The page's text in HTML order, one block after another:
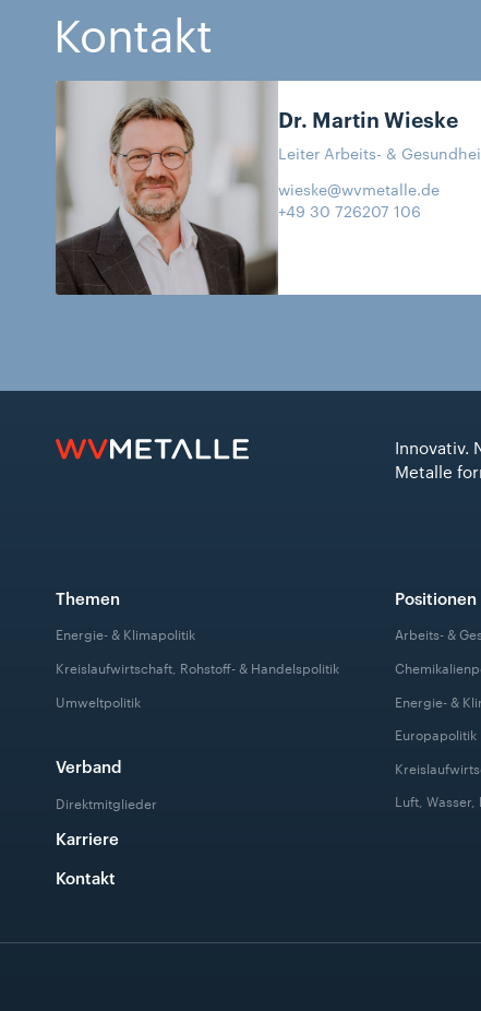
Kontakt
Dr. MartinWieske
Leiter Arbeits- &
wieske@wvmetalle.de
+49 30 726207 106
Innovativ.
Metalle
Themen
Energie- & Klimapolitik
Kreislaufwirtschaft, Rohstoff- & Handelspolitik
Umweltpolitik
Verband
Direktmitglieder
Karriere
Kontakt
Positionen
Arbeits- &
Energie- &
Europapolitik
Luft, Wasser,